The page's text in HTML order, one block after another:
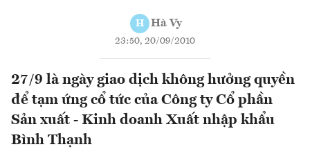
H Hà Vy
23:50, 20/09/2010
27/9 là ngày giao dịch không hưởng quyền
để tạm ứng cổ tức của Công ty Cổ phần
Sản xuất - Kinh doanh Xuất nhập khẩu
Bình Thạnh